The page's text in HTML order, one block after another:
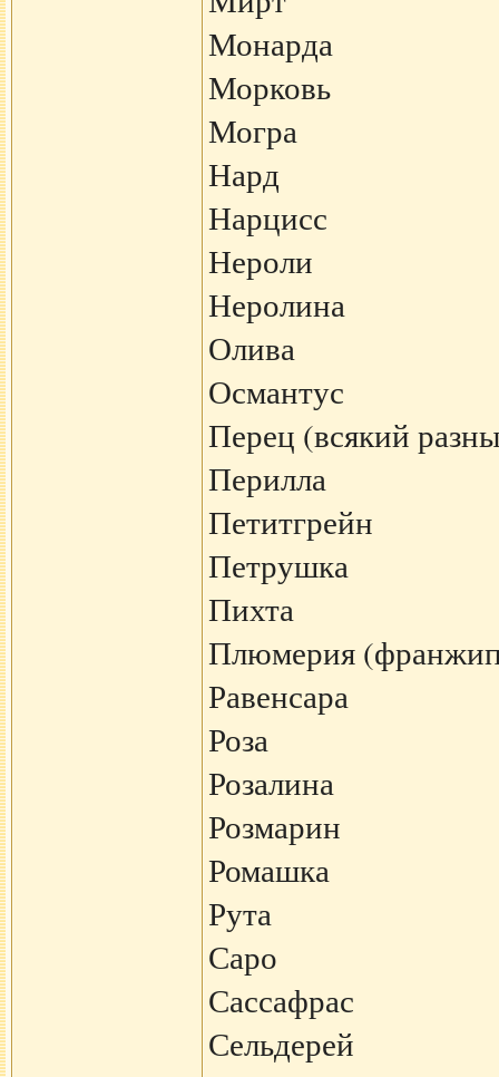
Монарда
Морковь
Могра
Нард
Нарцисс
Нероли
Неролина
Олива
Османтус
Перец (всякий
Перилла
Петитгрейн
Петрушка
Пихта
Плюмерия
Равенсара
Роза
Розалина
Розмарин
Ромашка
Рута
Саро
Сассафрас
Сельдерей